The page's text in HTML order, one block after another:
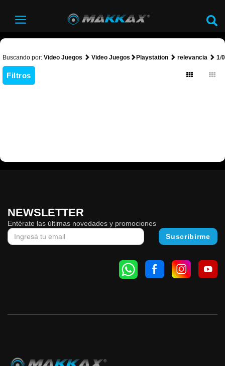
Buscando por: Video Juegos Video Juegos Playstation relevancia 1/0
Filtros
NEWSLETTER
Entérate las últimas novedades y promociones